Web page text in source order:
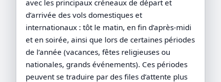
avec les principaux créneaux de départ et
d’arrivée des vols domestiques et
internationaux : tôt le matin, en fin d’après-midi
et en soirée, ainsi que lors de certaines périodes
de l’année (vacances, fêtes religieuses ou
nationales, grands événements). Ces périodes
peuvent se traduire par des files d’attente plus